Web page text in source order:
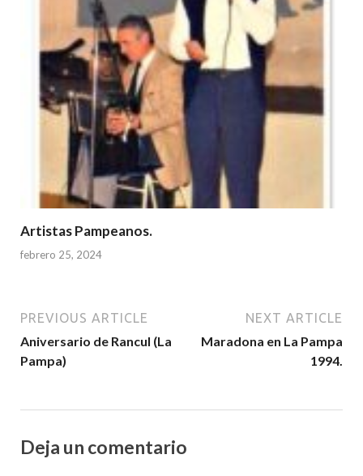
Artistas Pampeanos.
febrero 25, 2024
PREVIOUS ARTICLE
Aniversario de Rancul (La
Pampa)
NEXT ARTICLE
Maradona en La Pampa
1994.
Deja un comentario